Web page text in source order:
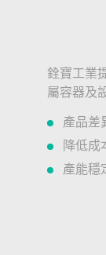
銓寶工業
屬容器及
產品差
降低成
產能穩